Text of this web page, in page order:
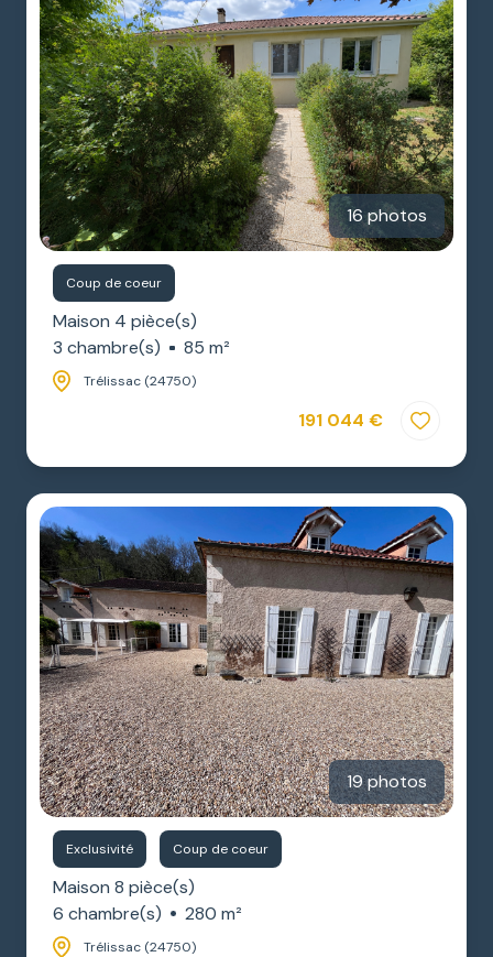
DIVERS
16 photos
Coup de coeur
Maison 4 pièce(s)
3 chambre(s)
85 m²
Trélissac (24750)
191 044 €
19 photos
Exclusivité Coup de coeur
Maison 8 pièce(s)
6 chambre(s)
280 m²
Trélissac (24750)